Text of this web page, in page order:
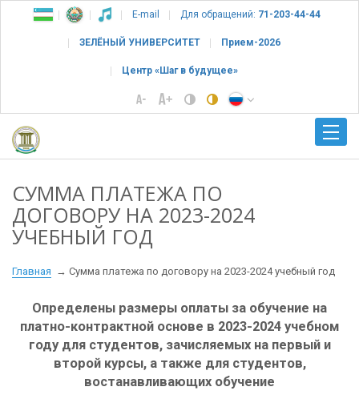
E-mail Для обращений: 71-203-44-44
ЗЕЛЁНЫЙ УНИВЕРСИТЕТ Прием-2026
Центр «Шаг в будущее»
СУММА ПЛАТЕЖА ПО
ДОГОВОРУ НА 2023-2024
УЧЕБНЫЙ ГОД
Главная Сумма платежа по договору на 2023-2024 учебный год
Определены размеры оплаты за обучение на
платно-контрактной основе в 2023-2024 учебном
году для студентов, зачисляемых на первый и
второй курсы, а также для студентов,
востанавливающих обучение